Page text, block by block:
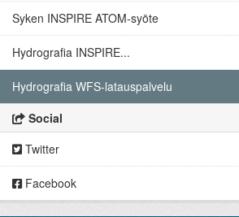
Syken INSPIRE ATOM-syöte
Hydrografia INSPIRE...
Hydrografia WFS-latauspalvelu
Social
Twitter
Facebook